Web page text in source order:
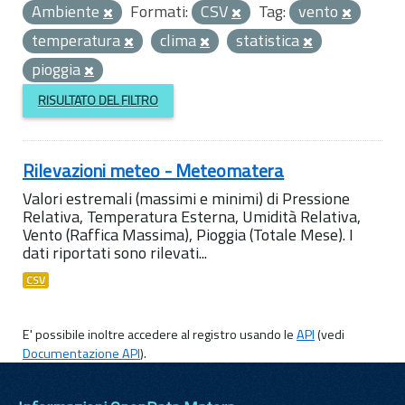
Ambiente
Formati: CSV Tag: vento
temperatura
clima
statistica
pioggia
RISULTATO DEL FILTRO
Rilevazioni meteo - Meteomatera
Valori estremali (massimi e minimi) di Pressione
Relativa, Temperatura Esterna, Umidità Relativa,
Vento (Raffica Massima), Pioggia (Totale Mese). I
dati riportati sono rilevati...
CSV
E' possibile inoltre accedere al registro usando leAPI(vedi
Documentazione API).